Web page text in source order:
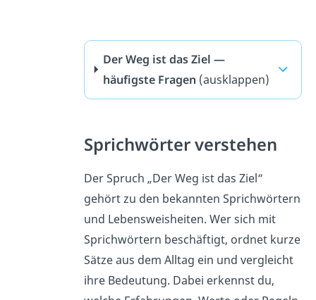
Der Weg ist das Ziel —
häufigste Fragen (ausklappen)
Sprichwörter verstehen
Der Spruch „Der Weg ist das Ziel“
gehört zu den bekannten Sprichwörtern
und Lebensweisheiten. Wer sich mit
Sprichwörtern beschäftigt, ordnet kurze
Sätze aus dem Alltag ein und vergleicht
ihre Bedeutung. Dabei erkennst du,